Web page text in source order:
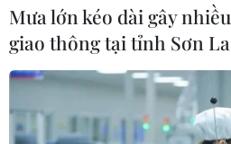
Thụy Điển nhận được
Mưa lớn kéo dài gây
giao thông tại tỉnh Sơn La